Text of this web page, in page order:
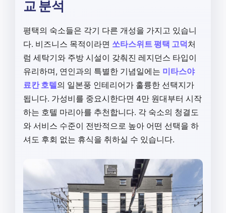
교 분석
평택의 숙소들은 각기 다른 개성을 가지고 있습니
다. 비즈니스 목적이라면 쏘타스위트 평택 고덕처
럼 세탁기와 주방 시설이 갖춰진 레지던스 타입이
유리하며, 연인과의 특별한 기념일에는 미타스야
료칸 호텔의 일본풍 인테리어가 훌륭한 선택지가
됩니다. 가성비를 중요시한다면 4만 원대부터 시작
하는 호텔 마리아를 추천합니다. 각 숙소의 청결도
와 서비스 수준이 전반적으로 높아 어떤 선택을 하
셔도 후회 없는 휴식을 취하실 수 있습니다.